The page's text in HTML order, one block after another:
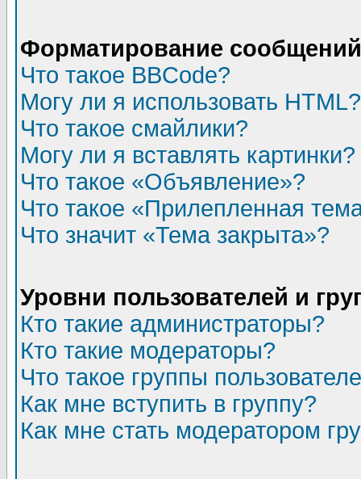
Форматирование
Что такое BBCode?
Могу ли я использовать HTML?
Что такое смайлики?
Могу ли я вставлять картинки?
Что такое «Объявление»?
Что такое «Прилепленная
Что значит «Тема закрыта»?
Уровни пользователей и
Кто такие администраторы?
Кто такие модераторы?
Что такое группы
Как мне вступить в группу?
Как мне стать модератором